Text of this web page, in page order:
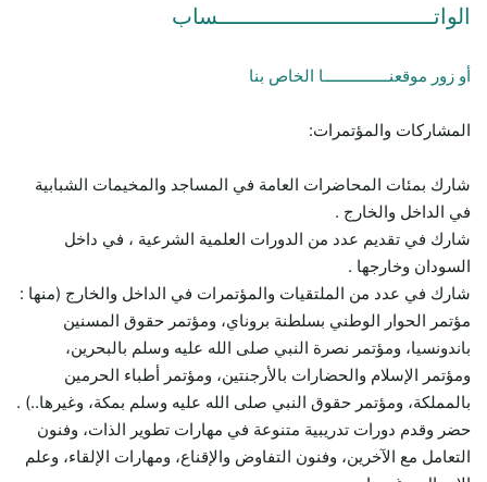
الواتـــــــــــــــــــــــــــــــــساب
أو زور موقعنـــــــــــــــا الخاص بنا
المشاركات والمؤتمرات:
شارك بمئات المحاضرات العامة في المساجد والمخيمات الشبابية
في الداخل والخارج .
شارك في تقديم عدد من الدورات العلمية الشرعية ، في داخل
السودان وخارجها .
شارك في عدد من الملتقيات والمؤتمرات في الداخل والخارج (منها :
مؤتمر الحوار الوطني بسلطنة بروناي، ومؤتمر حقوق المسنين
باندونسيا، ومؤتمر نصرة النبي صلى الله عليه وسلم بالبحرين،
ومؤتمر الإسلام والحضارات بالأرجنتين، ومؤتمر أطباء الحرمين
بالمملكة، ومؤتمر حقوق النبي صلى الله عليه وسلم بمكة، وغيرها..) .
حضر وقدم دورات تدريبية متنوعة في مهارات تطوير الذات، وفنون
التعامل مع الآخرين، وفنون التفاوض والإقناع، ومهارات الإلقاء، وعلم